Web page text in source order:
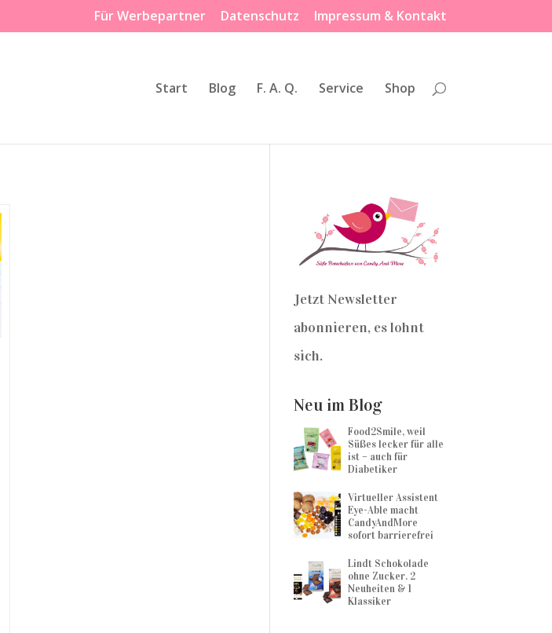
Für Werbepartner Datenschutz Impressum & Kontakt
Start Blog F. A. Q. Service Shop
Jetzt Newsletter
abonnieren, es lohnt
sich.
Neu im Blog
Food2Smile, weil
Süßes lecker für alle
ist – auch für
Diabetiker
Virtueller Assistent
Eye-Able macht
CandyAndMore
sofort barrierefrei
Lindt Schokolade
ohne Zucker. 2
Neuheiten & 1
Klassiker